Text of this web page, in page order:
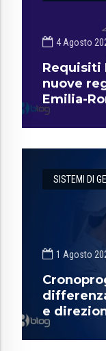
4 Agosto
Requisiti
nuove
Emilia-
SISTEMI DI
1 Agosto
e